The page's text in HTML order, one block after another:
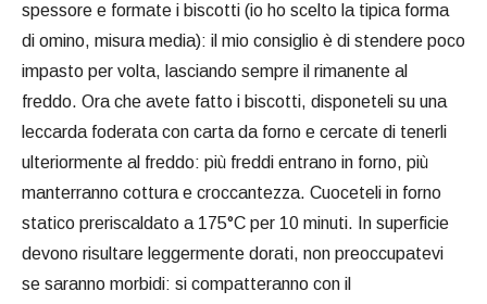
spessore e formate i biscotti (io ho scelto la tipica forma
di omino, misura media): il mio consiglio è di stendere poco
impasto per volta, lasciando sempre il rimanente al
freddo. Ora che avete fatto i biscotti, disponeteli su una
leccarda foderata con carta da forno e cercate di tenerli
ulteriormente al freddo: più freddi entrano in forno, più
manterranno cottura e croccantezza. Cuoceteli in forno
statico preriscaldato a 175°C per 10 minuti. In superficie
devono risultare leggermente dorati, non preoccupatevi
se saranno morbidi: si compatteranno con il